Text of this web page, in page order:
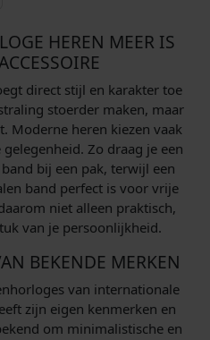
HEREN MEER IS
direct stijl en karakter toe
stoerder maken, maar
Moderne heren kiezen vaak
Zo draag je een
bij een pak, terwijl een
band perfect is voor vrije
niet alleen praktisch,
van je persoonlijkheid.
BEKENDE MERKEN
van internationale
zijn eigen kenmerken en
om minimalistische en